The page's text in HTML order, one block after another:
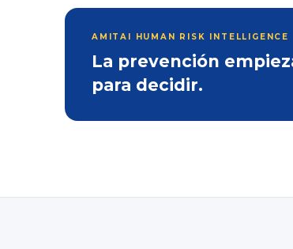
AMITAI HUMAN RISK INTELLIGENCE
La prevención
para decidir.